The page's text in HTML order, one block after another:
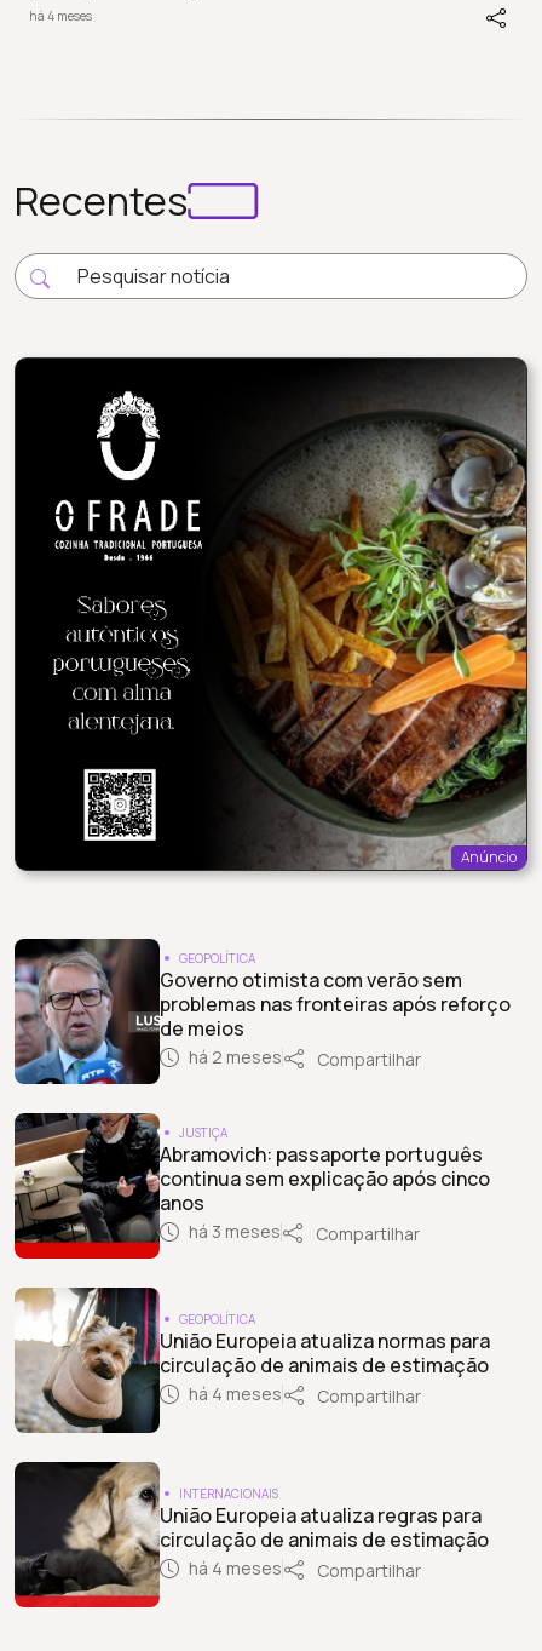
há 4 meses
Recentes
Anúncio
GEOPOLÍTICA
Governo otimista com verão sem
problemas nas fronteiras após reforço
de meios
há 2 meses Compartilhar
JUSTIÇA
Abramovich: passaporte português
continua sem explicação após cinco
anos
há 3 meses Compartilhar
GEOPOLÍTICA
União Europeia atualiza normas para
circulação de animais de estimação
há 4 meses Compartilhar
INTERNACIONAIS
União Europeia atualiza regras para
circulação de animais de estimação
há 4 meses Compartilhar